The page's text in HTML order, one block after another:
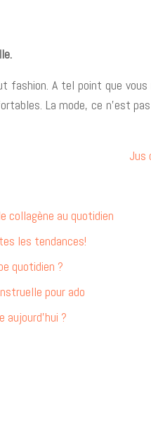
A tel point que
La mode, ce n’est
Jus
collagène au quotidien
les tendances!
quotidien ?
pour ado
?